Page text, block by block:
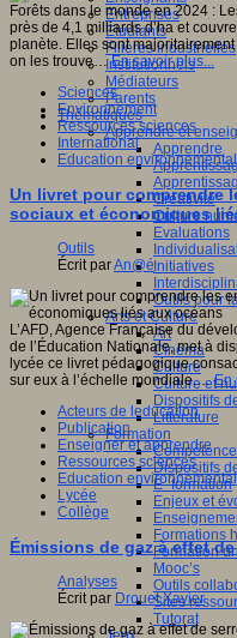
Entreprises
Etudiants
Filières industrielles
Institutionnels
Médiateurs
Parents
Thématiques
Apprendre et
Apprendre
Créativité
Culture
Evaluations
Initiatives
Outils pour
Arts et Culture
Art
Cinéma
Culture
Culture et
Dispositifs
Littérature
Formation
Dispositifs
E- formation
Enjeux et
Formations
Formation
Mooc’s
Outils
Sites
Tutorat
Forêts dans le monde en 2024 :
près de 4,1 milliards d’ha et
planète. Elles sont
on les trouve…En savoir plus...
Sciences
Environnement
Ressources sciences
International
Education
Un livret pour comprendre
sociaux et économiques
Outils
Écrit parAn@é
L’AFD, Agence Française du
de l’Éducation Nationale, met à
lycée ce livret pédagogique
sur eux à l’échelle mondiale.…En
Acteurs de leducation
Publication
Enseigner et apprendre
Ressources sciences
Education
Lycée
Collège
Émissions de gaz à effet
Analyses
Écrit par Drouet Xavier